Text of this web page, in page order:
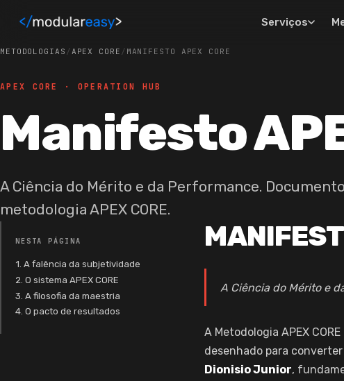
Serviços
METODOLOGIAS /APEX CORE / MANIFESTO APEX CORE
APEX CORE · OPERATION HUB
Manifesto
A Ciência do Mérito e da Performance.
metodologia APEX CORE.
NESTA PÁGINA
1. A falência da subjetividade
2. O sistema APEX CORE
3. A filosofia da maestria
4. O pacto de resultados
A Ciência do Mérito e
A Metodologia APEX
desenhado para
Dionisio Junior,